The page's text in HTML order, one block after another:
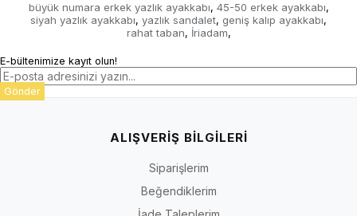
büyük numara erkek yazlık ayakkabı, 45-50 erkek ayakkabı,
siyah yazlık ayakkabı, yazlık sandalet, geniş kalıp ayakkabı,
rahat taban, İriadam,
E-bültenimize kayıt olun!
Gönder
ALIŞVERİŞ BİLGİLERİ
Siparişlerim
Beğendiklerim